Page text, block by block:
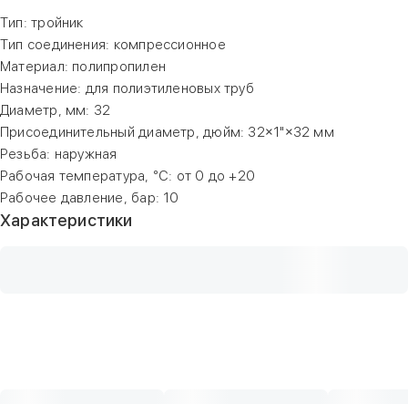
Тип: тройник
Тип соединения: компрессионное
Материал: полипропилен
Назначение: для полиэтиленовых труб
Диаметр, мм: 32
Присоединительный диаметр, дюйм: 32×1"×32 мм
Резьба: наружная
Рабочая температура, °С: от 0 до +20
Рабочее давление, бар: 10
Характеристики